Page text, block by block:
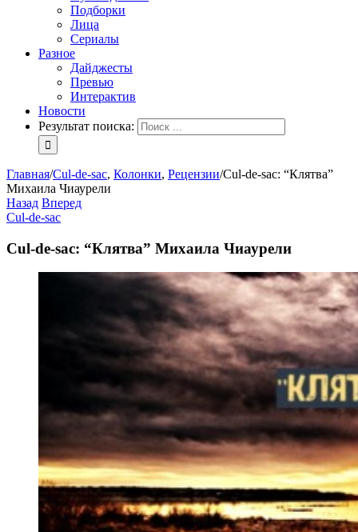
Подборки
Лица
Сериалы
Разное
Дайджесты
Превью
Интерактив
Новости
Результат поиска:
Главная/Cul-de-sac, Колонки, Рецензии/Cul-de-sac: “Клятва”
Михаила Чиаурели
Назад Вперед
Cul-de-sac
Cul-de-sac: “Клятва” Михаила Чиаурели